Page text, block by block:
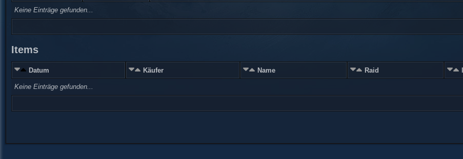
Keine Einträge gefunden...
Items
Datum Käufer Name Raid
Keine Einträge gefunden...